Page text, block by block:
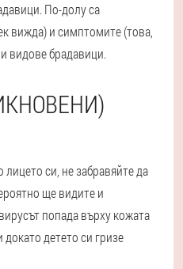
По-долу са
вижда) и симптомите (това,
видове брадавици.
си, не забравяйте да
ще видите и
попада върху кожата
детето си гризе